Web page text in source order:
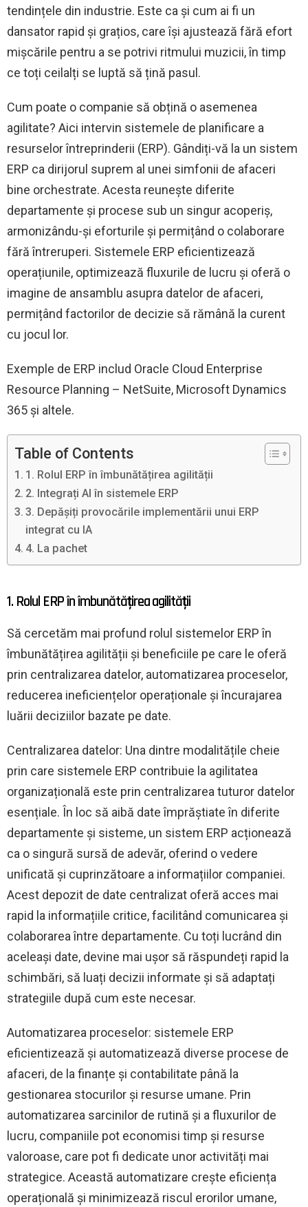
tendințele din industrie. Este ca și cum ai fi un
dansator rapid și grațios, care își ajustează fără efort
mișcările pentru a se potrivi ritmului muzicii, în timp
ce toți ceilalți se luptă să țină pasul.
Cum poate o companie să obțină o asemenea
agilitate? Aici intervin sistemele de planificare a
resurselor întreprinderii (ERP). Gândiți-vă la un sistem
ERP ca dirijorul suprem al unei simfonii de afaceri
bine orchestrate. Acesta reunește diferite
departamente și procese sub un singur acoperiș,
armonizându-și eforturile și permițând o colaborare
fără întreruperi. Sistemele ERP eficientizează
operațiunile, optimizează fluxurile de lucru și oferă o
imagine de ansamblu asupra datelor de afaceri,
permițând factorilor de decizie să rămână la curent
cu jocul lor.
Exemple de ERP includ Oracle Cloud Enterprise
Resource Planning – NetSuite, Microsoft Dynamics
365 și altele.
Table of Contents
1. Rolul ERP în îmbunătățirea agilității
2. Integrați AI în sistemele ERP
3. Depășiți provocările implementării unui ERP
integrat cu IA
4. La pachet
1. Rolul ERP în îmbunătățirea agilității
Să cercetăm mai profund rolul sistemelor ERP în
îmbunătățirea agilității și beneficiile pe care le oferă
prin centralizarea datelor, automatizarea proceselor,
reducerea ineficiențelor operaționale și încurajarea
luării deciziilor bazate pe date.
Centralizarea datelor: Una dintre modalitățile cheie
prin care sistemele ERP contribuie la agilitatea
organizațională este prin centralizarea tuturor datelor
esențiale. În loc să aibă date împrăștiate în diferite
departamente și sisteme, un sistem ERP acționează
ca o singură sursă de adevăr, oferind o vedere
unificată și cuprinzătoare a informațiilor companiei.
Acest depozit de date centralizat oferă acces mai
rapid la informațiile critice, facilitând comunicarea și
colaborarea între departamente. Cu toți lucrând din
aceleași date, devine mai ușor să răspundeți rapid la
schimbări, să luați decizii informate și să adaptați
strategiile după cum este necesar.
Automatizarea proceselor: sistemele ERP
eficientizează și automatizează diverse procese de
afaceri, de la finanțe și contabilitate până la
gestionarea stocurilor și resurse umane. Prin
automatizarea sarcinilor de rutină și a fluxurilor de
lucru, companiile pot economisi timp și resurse
valoroase, care pot fi dedicate unor activități mai
strategice. Această automatizare crește eficiența
operațională și minimizează riscul erorilor umane,